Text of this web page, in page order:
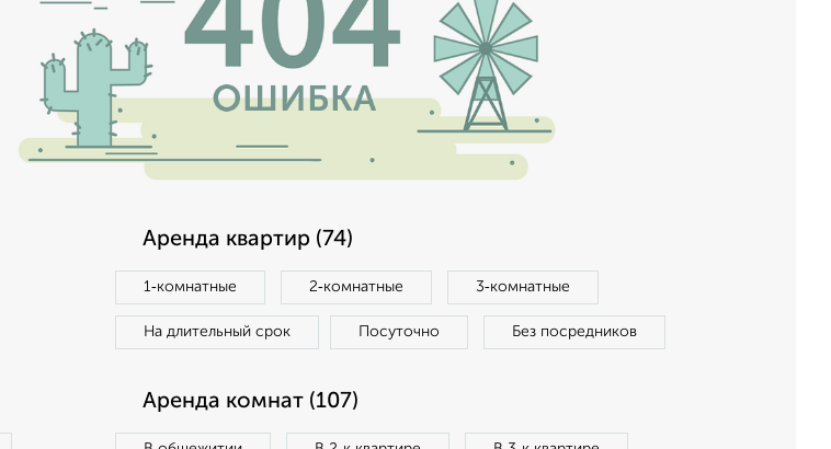
Аренда квартир (74)
1‑комнатные 2‑комнатные 3‑комнатные
На длительный срок Посуточно Без посредников
Аренда комнат (107)